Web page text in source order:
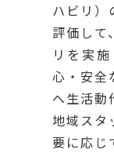
ハビリ）
評価して
リを実
心・安全
へ生活動
地域スタ
要に応じ